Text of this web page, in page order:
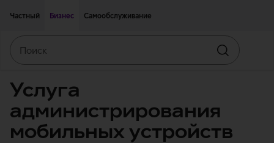
Частный
Бизнес Самообслуживание
Искать
Услуга
администрирования
мобильных устройств